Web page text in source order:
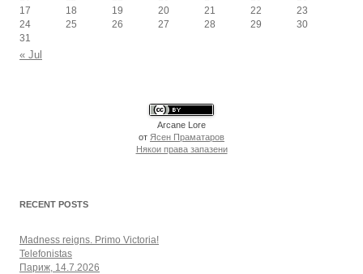
17
18 19 20 21 22
23
24
25 26 27 28 29
30
31
« Jul
Arcane Lore
от Ясен Праматаров
Някои права запазени
RECENT POSTS
Madness reigns. Primo Victoria!
Telefonistas
Париж, 14.7.2026